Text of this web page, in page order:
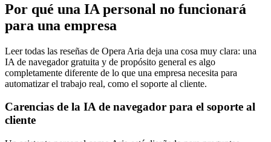
Por qué una IA personal no funcionará
para una empresa
Leer todas las reseñas de Opera Aria deja una cosa muy clara: una
IA de navegador gratuita y de propósito general es algo
completamente diferente de lo que una empresa necesita para
automatizar el trabajo real, como el soporte al cliente.
Carencias de la IA de navegador para el soporte al
cliente